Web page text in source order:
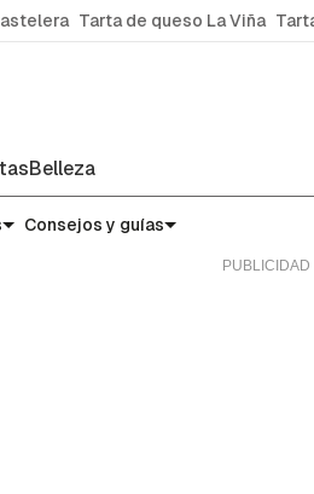
Tarta de queso La Viña
Belleza
Consejos y guías